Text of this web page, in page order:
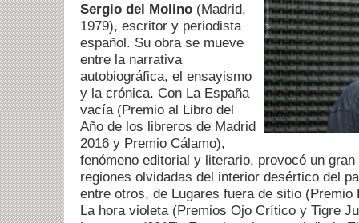
Sergio del Molino (Madrid,
1979), escritor y periodista
español. Su obra se mueve
entre la narrativa
autobiográfica, el ensayismo
y la crónica. Con La España
vacía (Premio al Libro del
Año de los libreros de Madrid
2016 y Premio Cálamo),
fenómeno editorial y literario, provocó un
regiones olvidadas del interior desértico del
entre otros, de Lugares fuera de sitio (Premio
La hora violeta (Premios Ojo Crítico y Tigre